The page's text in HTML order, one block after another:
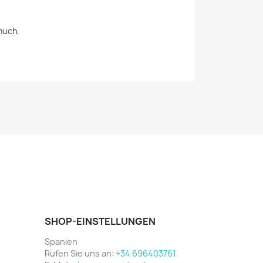
SHOP-EINSTELLUNGEN
Spanien
Rufen Sie uns an: +34 696403761